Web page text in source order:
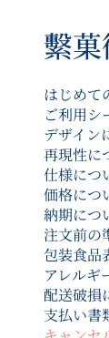
繫
はじめて
ご利用シ
デザイン
再現性に
仕様につ
価格につ
納期につ
注文前の
包装食品
アレルギ
配送破損
支払い書